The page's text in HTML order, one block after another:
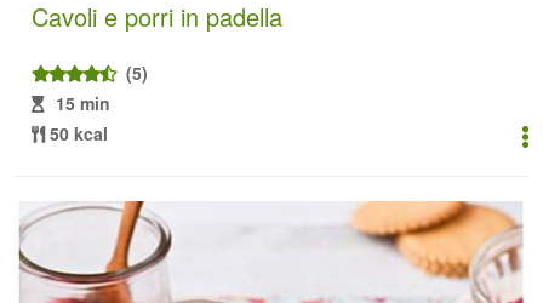
Cavoli e porri in padella
(5)
15 min
50 kcal